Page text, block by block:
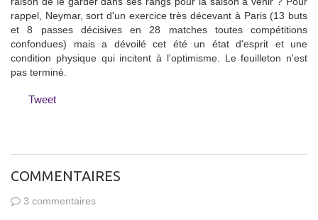
rappel, Neymar, sort d'un exercice très décevant à Paris (13 buts
et 8 passes décisives en 28 matches toutes compétitions
confondues) mais a dévoilé cet été un état d'esprit et une
condition physique qui incitent à l'optimisme. Le feuilleton n'est
pas terminé.
Tweet
COMMENTAIRES
3 commentaires